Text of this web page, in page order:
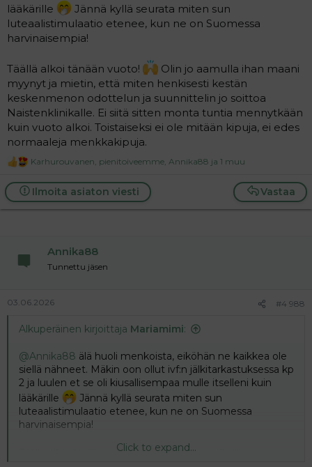
lääkärille
Jännä kyllä seurata miten sun
luteaalistimulaatio etenee, kun ne on Suomessa
harvinaisempia!
Täällä alkoi tänään vuoto!
Olin jo aamulla ihan maani
myynyt ja mietin, että miten henkisesti kestän
keskenmenon odottelun ja suunnittelin jo soittoa
Naistenklinikalle. Ei siitä sitten monta tuntia mennytkään
kuin vuoto alkoi. Toistaiseksi ei ole mitään kipuja, ei edes
normaaleja menkkakipuja.
R
a
c
t
Karhurouvanen pienitoiveemme Annika88 ja 1 muu
Vastaa
Ilmoita asiaton viesti
Annika88
Tunnettu jäsen
03.06.2026 #4 988
Alkuperäinen kirjoittaja Mariamimi:
@Annika88 älä huoli menkoista, eiköhän ne kaikkea ole
siellä nähneet. Mäkin oon ollut ivf:n jälkitarkastuksessa kp
2 ja luulen et se oli kiusallisempaa mulle itselleni kuin
lääkärille
Jännä kyllä seurata miten sun
luteaalistimulaatio etenee, kun ne on Suomessa
harvinaisempia!
Täällä alkoi tänään vuoto!
Olin jo aamulla ihan maani
Click to expand...